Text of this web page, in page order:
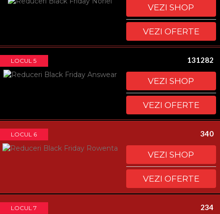
VEZI SHOP
VEZI OFERTE
LOCUL 5 131282
VEZI SHOP
VEZI OFERTE
LOCUL 6 340
VEZI SHOP
VEZI OFERTE
LOCUL 7 234